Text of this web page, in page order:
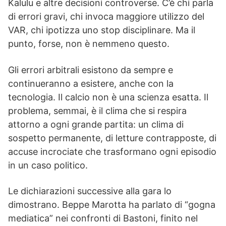
Kalulu e altre decisioni controverse. C’è chi parla
di errori gravi, chi invoca maggiore utilizzo del
VAR, chi ipotizza uno stop disciplinare. Ma il
punto, forse, non è nemmeno questo.
Gli errori arbitrali esistono da sempre e
continueranno a esistere, anche con la
tecnologia. Il calcio non è una scienza esatta. Il
problema, semmai, è il clima che si respira
attorno a ogni grande partita: un clima di
sospetto permanente, di letture contrapposte, di
accuse incrociate che trasformano ogni episodio
in un caso politico.
Le dichiarazioni successive alla gara lo
dimostrano. Beppe Marotta ha parlato di “gogna
mediatica” nei confronti di Bastoni, finito nel